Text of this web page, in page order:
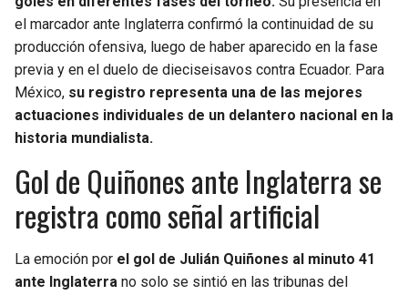
el marcador ante Inglaterra confirmó la continuidad de su
producción ofensiva, luego de haber aparecido en la fase
previa y en el duelo de dieciseisavos contra Ecuador. Para
México, su registro representa una de las mejores
actuaciones individuales de un delantero nacional en la
historia mundialista.
Gol de Quiñones ante Inglaterra se
registra como señal artificial
La emoción por el gol de Julián Quiñones al minuto 41
ante Inglaterra no solo se sintió en las tribunas del